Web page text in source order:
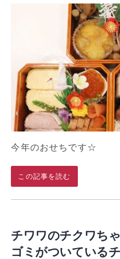
今年のおせちです☆
この記事を読む
チワワのチクワち
ゴミがついている